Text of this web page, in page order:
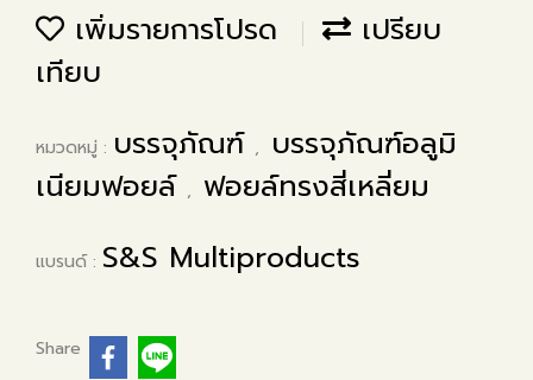
เพิ่มรายการโปรด
เปรียบ
เทียบ
หมวดหมู่ : บรรจุภัณฑ์ ,
บรรจุภัณฑ์อลูมิ
เนียมฟอยล์ , ฟอยล์ทรงสี่เหลี่ยม
แบรนด์ : S&S Multiproducts
Share